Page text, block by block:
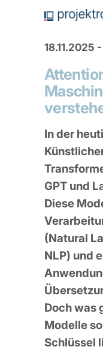
18.11.2025
In der
GPT und
Diese
(Natural
NLP) und
Doch was
Modelle
Schlüssel